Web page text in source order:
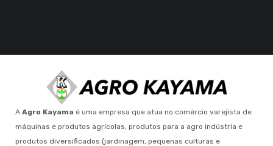
A Agro Kayama é uma empresa que atua no comércio varejista de
máquinas e produtos agrícolas, produtos para a agro indústria e
produtos diversificados (jardinagem, pequenas culturas e